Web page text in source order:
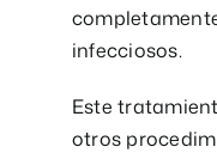
infecciosos.
Este
otros